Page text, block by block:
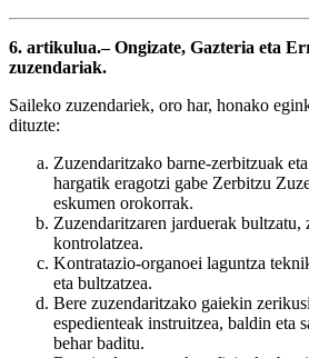
6. artikulua.– Ongizate, Gazteria eta
zuzendariak.
Saileko zuzendariek, oro har, honako
dituzte:
Zuzendaritzako barne-zerbitzuak
hargatik eragotzi gabe Zerbitzu
eskumen orokorrak.
Zuzendaritzaren jarduerak bultzatu,
kontrolatzea.
Kontratazio-organoei laguntza
eta bultzatzea.
Bere zuzendaritzako gaiekin
espedienteak instruitzea, baldin eta
behar baditu.